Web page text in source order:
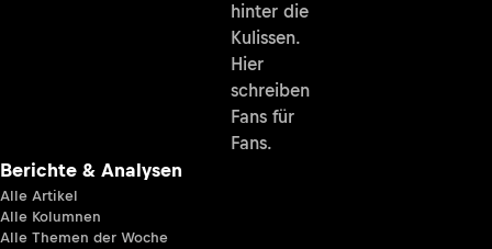
hinter die
Kulissen.
Hier
schreiben
Fans für
Fans.
Berichte & Analysen
Alle Artikel
Alle Kolumnen
Alle Themen der Woche